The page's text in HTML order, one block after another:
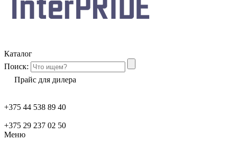
Каталог
Поиск:
Прайс для дилера
+375 44 538 89 40
+375 29 237 02 50
Меню